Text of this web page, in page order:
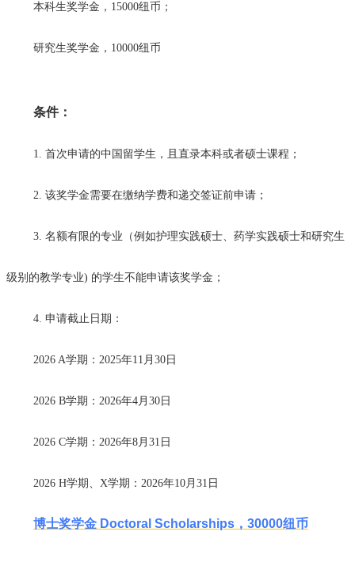
本科生奖学金，15000纽币；
研究生奖学金，10000纽币
条件：
1. 首次申请的中国留学生，且直录本科或者硕士课程；
2. 该奖学金需要在缴纳学费和递交签证前申请；
3. 名额有限的专业（例如护理实践硕士、药学实践硕士和研究生
级别的教学专业) 的学生不能申请该奖学金；
4. 申请截止日期：
2026 A学期：2025年11月30日
2026 B学期：2026年4月30日
2026 C学期：2026年8月31日
2026 H学期、X学期：2026年10月31日
博士奖学金 Doctoral Scholarships，30000纽币